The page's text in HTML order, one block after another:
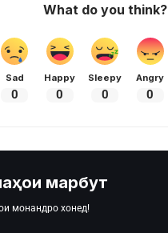
What do you think?
Sad
0
Happy
0
Sleepy
0
Angry
0
марбут
монандро хонед!